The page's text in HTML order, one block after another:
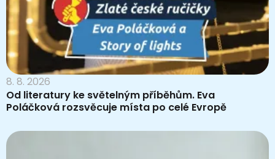
8. 8. 2026
Od literatury ke světelným příběhům. Eva
Poláčková rozsvěcuje místa po celé Evropě